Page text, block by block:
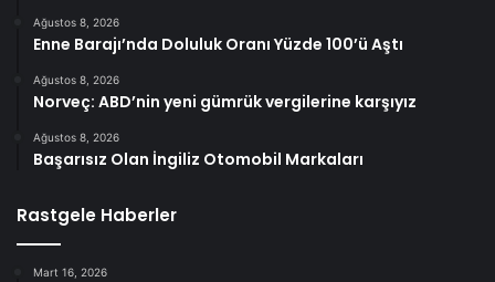
Ağustos 8, 2026
Enne Barajı’nda Doluluk Oranı Yüzde 100’ü Aştı
Ağustos 8, 2026
Norveç: ABD’nin yeni gümrük vergilerine karşıyız
Ağustos 8, 2026
Başarısız Olan İngiliz Otomobil Markaları
Rastgele Haberler
Mart 16, 2026